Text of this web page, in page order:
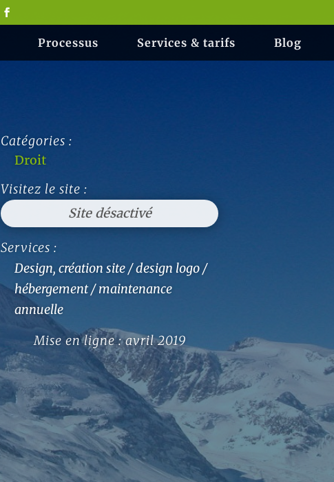
Processus Services & tarifs Blog
Catégories :
Droit
Visitez le site :
Site désactivé
Services :
Design, création site / design logo /
hébergement / maintenance
annuelle
Mise en ligne : avril 2019